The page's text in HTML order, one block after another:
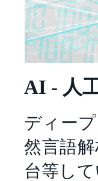
AI - 人
ディー
然言語
台等して